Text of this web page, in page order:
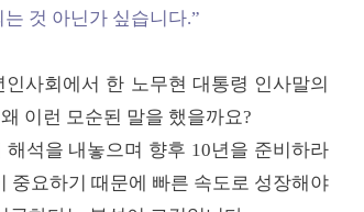
것 아닌가 싶습니다.”
사회에서 한 노무현 대통령 인사말의
이런 모순된 말을 했을까요?
석을 내놓으며 향후 10년을 준비하라
중요하기 때문에 빠른 속도로 성장해야